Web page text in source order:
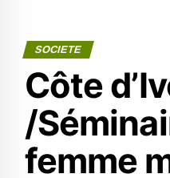
SOCIETE
Côte
/
femme